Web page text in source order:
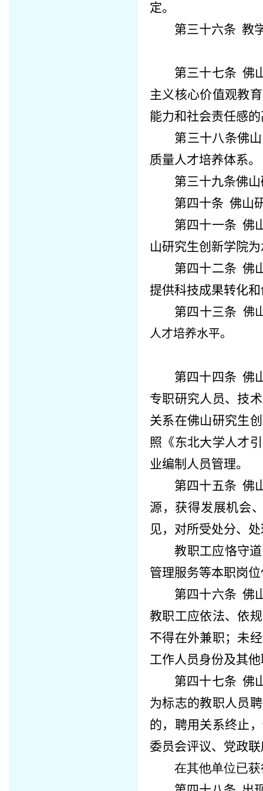
定。
第三十六条教
第三十七条佛
主义核心价值观教
能力和社会责任感
第三十八条佛
质量人才培养体系。
第三十九条佛
第四十条佛山
第四十一条佛
山研究生创新学院
第四十二条佛
提供科技成果转化
第四十三条 佛
人才培养水平。
第四十四条佛
专职研究人员、技
关系在佛山研究生
照《东北大学人才
业编制人员管理。
第四十五条佛
源，获得发展机会
见，对所受处分、
教职工应恪守
管理服务等本职岗
第四十六条佛
教职工应依法、依
不得在外兼职；未经
工作人员身份及其
第四十七条佛
为标志的教职人员
的，聘用关系终止，
委员会评议、党政
在其他单位已